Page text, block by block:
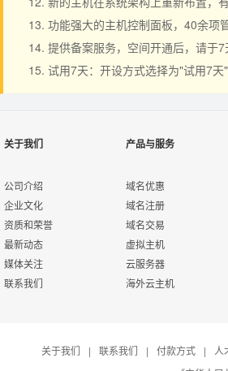
功能强大的主机控制面板，40余项
提供备案服务，空间开通后，请于7
试用7天：开设方式选择为"试用7天"
关于我们
公司介绍
企业文化
资质和荣誉
最新动态
媒体关注
联系我们
产品与服务
域名优惠
域名注册
域名交易
虚拟主机
云服务器
海外云主机
关于我们 | 联系我们 | 付款方式 | 人